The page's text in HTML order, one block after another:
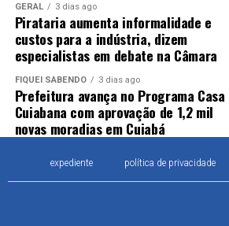
GERAL 3 dias ago
Pirataria aumenta informalidade e
custos para a indústria, dizem
especialistas em debate na Câmara
FIQUEI SABENDO 3 dias ago
Prefeitura avança no Programa Casa
Cuiabana com aprovação de 1,2 mil
novas moradias em Cuiabá
expediente política de privacidade